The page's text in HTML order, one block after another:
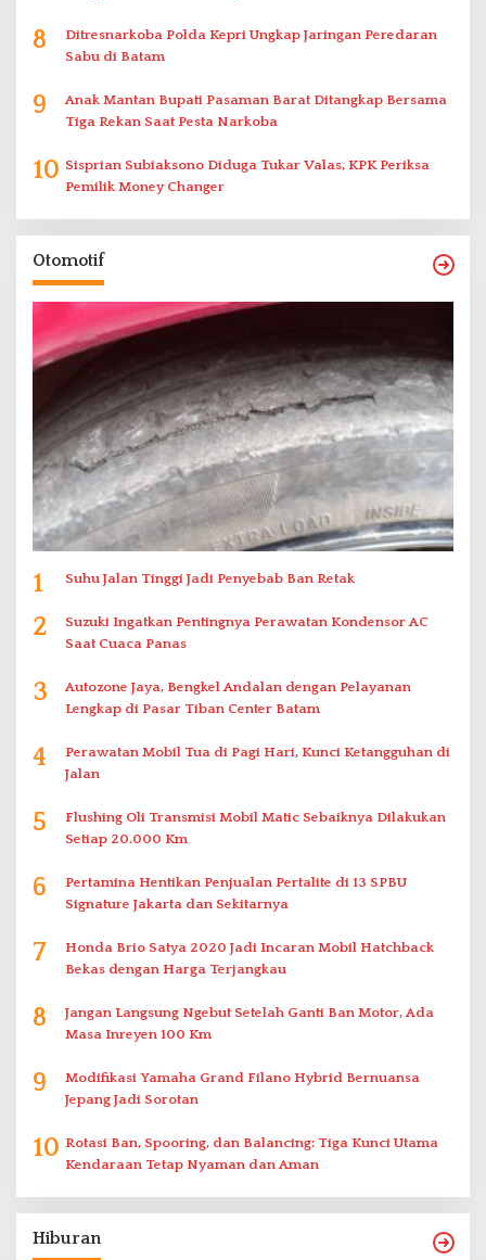
8
Ditresnarkoba Polda Kepri Ungkap Jaringan Peredaran
Sabu di Batam
9
Anak Mantan Bupati Pasaman Barat Ditangkap Bersama
Tiga Rekan Saat Pesta Narkoba
10 Sisprian Subiaksono Diduga Tukar Valas, KPK Periksa
Pemilik Money Changer
Otomotif
1 Suhu Jalan Tinggi Jadi Penyebab Ban Retak
2
Suzuki Ingatkan Pentingnya Perawatan Kondensor AC
Saat Cuaca Panas
3
Autozone Jaya, Bengkel Andalan dengan Pelayanan
Lengkap di Pasar Tiban Center Batam
4
Perawatan Mobil Tua di Pagi Hari, Kunci Ketangguhan di
Jalan
5
Flushing Oli Transmisi Mobil Matic Sebaiknya Dilakukan
Setiap 20.000 Km
6
Pertamina Hentikan Penjualan Pertalite di 13 SPBU
Signature Jakarta dan Sekitarnya
7
Honda Brio Satya 2020 Jadi Incaran Mobil Hatchback
Bekas dengan Harga Terjangkau
8
Jangan Langsung Ngebut Setelah Ganti Ban Motor, Ada
Masa Inreyen 100 Km
9
Modifikasi Yamaha Grand Filano Hybrid Bernuansa
Jepang Jadi Sorotan
10 Rotasi Ban, Spooring, dan Balancing: Tiga Kunci Utama
Kendaraan Tetap Nyaman dan Aman
Hiburan